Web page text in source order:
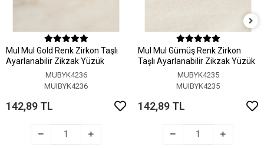
MuI MuI Gold Renk Zirkon Taşlı
Ayarlanabilir Zikzak Yüzük
MUBYK4236
MUIBYK4236
142,89 TL
MuI MuI Gümüş Renk Zirkon
Taşlı Ayarlanabilir Zikzak Yüzük
MUBYK4235
MUIBYK4235
142,89 TL